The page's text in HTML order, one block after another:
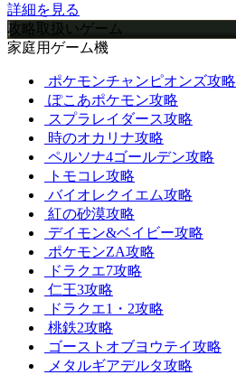
詳細を見る
攻略取扱いゲーム
家庭用ゲーム機
ポケモンチャンピオンズ攻略
ぽこあポケモン攻略
スプラレイダース攻略
時のオカリナ攻略
ペルソナ4ゴールデン攻略
トモコレ攻略
バイオレクイエム攻略
紅の砂漠攻略
デイモン&ベイビー攻略
ポケモンZA攻略
ドラクエ7攻略
仁王3攻略
ドラクエ1・2攻略
桃鉄2攻略
ゴーストオブヨウテイ攻略
メタルギアデルタ攻略